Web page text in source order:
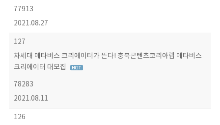
77913
2021.08.27
127
차세대 메타버스 크리에이터가 뜬다! 충북콘텐츠코리아랩 메타버스
크리에이터 대모집
78283
2021.08.11
126